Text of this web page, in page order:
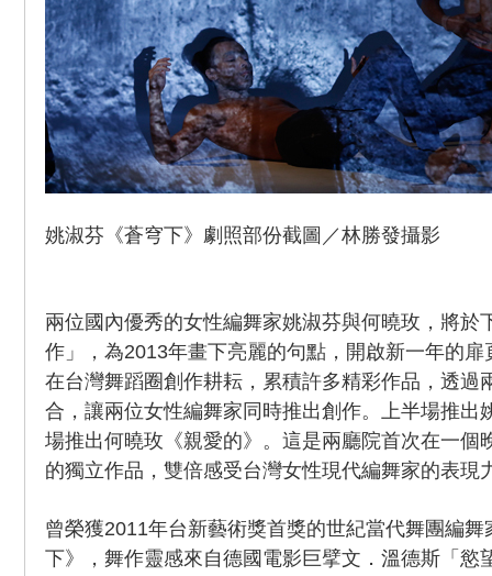
姚淑芬《蒼穹下》劇照部份截圖／林勝發攝影
兩位國內優秀的女性編舞家姚淑芬與何曉玫，將於
作」，為2013年畫下亮麗的句點，開啟新一年的
在台灣舞蹈圈創作耕耘，累積許多精彩作品，透過
合，讓兩位女性編舞家同時推出創作。上半場推出
場推出何曉玫《親愛的》。這是兩廳院首次在一個
的獨立作品，雙倍感受台灣女性現代編舞家的表現
曾榮獲2011年台新藝術獎首獎的世紀當代舞團編
下》，舞作靈感來自德國電影巨擘文．溫德斯「慾